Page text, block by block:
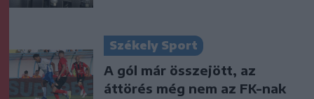
Székely Sport
A gól már összejött, az
áttörés még nem az FK-nak